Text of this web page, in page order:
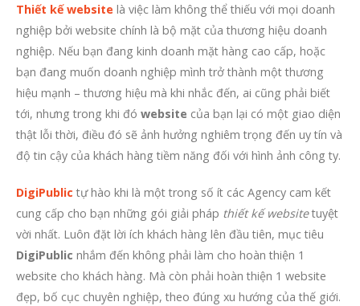
Thiết kế website là việc làm không thể thiếu với mọi doanh
nghiệp bởi website chính là bộ mặt của thương hiệu doanh
nghiệp. Nếu bạn đang kinh doanh mặt hàng cao cấp, hoặc
bạn đang muốn doanh nghiệp mình trở thành một thương
hiệu mạnh – thương hiệu mà khi nhắc đến, ai cũng phải biết
tới, nhưng trong khi đó website của bạn lại có một giao diện
thật lỗi thời, điều đó sẽ ảnh hưởng nghiêm trọng đến uy tín và
độ tin cậy của khách hàng tiềm năng đối với hình ảnh công ty.
DigiPublic tự hào khi là một trong số ít các Agency cam kết
cung cấp cho bạn những gói giải pháp thiết kế websitetuyệt
vời nhất. Luôn đặt lời ích khách hàng lên đầu tiên, mục tiêu
DigiPublic nhắm đến không phải làm cho hoàn thiện 1
website cho khách hàng. Mà còn phải hoàn thiện 1 website
đẹp, bố cục chuyên nghiệp, theo đúng xu hướng của thế giới.